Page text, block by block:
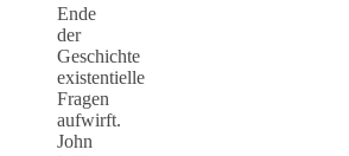
Ende
der
Geschichte
existentielle
Fragen
aufwirft.
John